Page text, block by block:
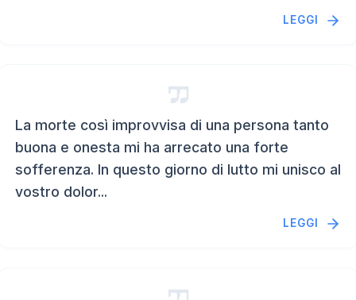
LEGGI
La morte così improvvisa di una persona tanto
buona e onesta mi ha arrecato una forte
sofferenza. In questo giorno di lutto mi unisco al
vostro dolor...
LEGGI